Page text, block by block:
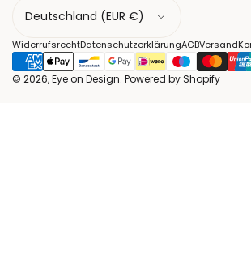
n
d
WiderrufsrechtDatenschutzerklärungAGBVersand
© 2026, Eye on Design. Powered by Shopify